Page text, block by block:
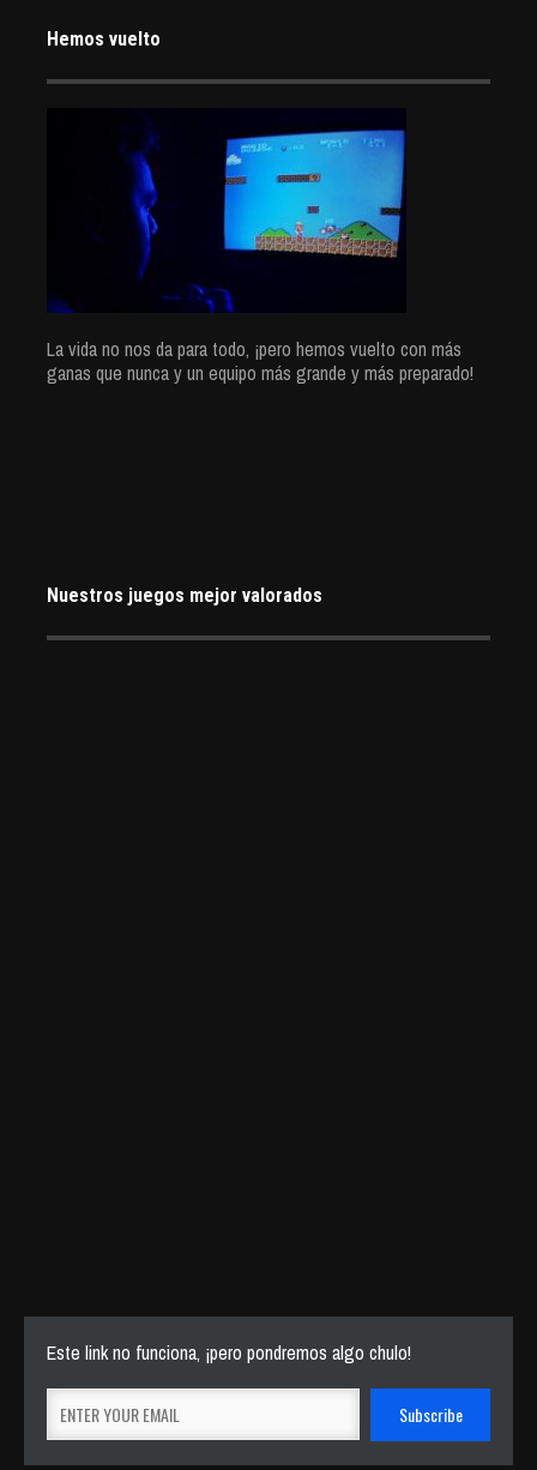
Hemos vuelto
La vida no nos da para todo, ¡pero hemos vuelto con más
ganas que nunca y un equipo más grande y más preparado!
Nuestros juegos mejor valorados
Este link no funciona, ¡pero pondremos algo chulo!